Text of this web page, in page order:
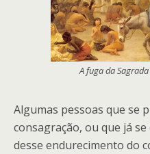
A fuga da
Algumas pessoas que se
consagração, ou que já
desse endurecimento do